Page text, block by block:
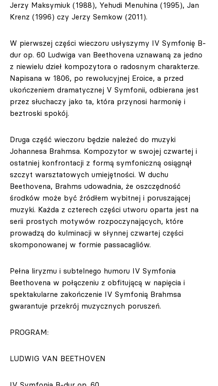
Jerzy Maksymiuk (1988), Yehudi Menuhina (1995), Jan
Krenz (1996) czy Jerzy Semkow (2011).
W pierwszej części wieczoru usłyszymy IV Symfonię B-
dur op. 60 Ludwiga van Beethovena uznawaną za jedno
z niewielu dzieł kompozytora o radosnym charakterze.
Napisana w 1806, po rewolucyjnej Eroice, a przed
ukończeniem dramatycznej V Symfonii, odbierana jest
przez słuchaczy jako ta, która przynosi harmonię i
beztroski spokój.
Druga część wieczoru będzie należeć do muzyki
Johannesa Brahmsa. Kompozytor w swojej czwartej i
ostatniej konfrontacji z formą symfoniczną osiągnął
szczyt warsztatowych umiejętności. W duchu
Beethovena, Brahms udowadnia, że oszczędność
środków może być źródłem wybitnej i poruszającej
muzyki. Każda z czterech części utworu oparta jest na
serii prostych motywów rozpoczynających, które
prowadzą do kulminacji w słynnej czwartej części
skomponowanej w formie passacagliów.
Pełna liryzmu i subtelnego humoru IV Symfonia
Beethovena w połączeniu z obfitującą w napięcia i
spektakularne zakończenie IV Symfonią Brahmsa
gwarantuje przekrój muzycznych poruszeń.
PROGRAM:
LUDWIG VAN BEETHOVEN